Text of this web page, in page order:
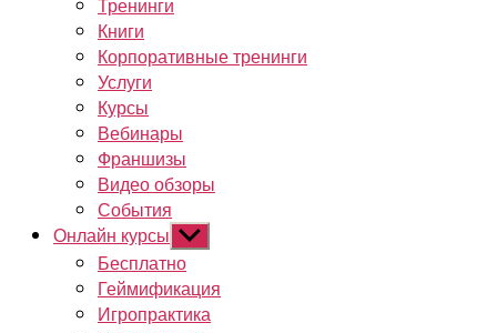
Тренинги
Книги
Корпоративные тренинги
Услуги
Курсы
Вебинары
Франшизы
Видео обзоры
События
Онлайн курсы Показывать
подменю
Бесплатно
Геймификация
Игропрактика